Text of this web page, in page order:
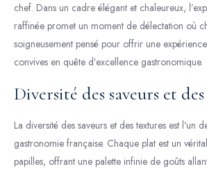
chef. Dans un cadre élégant et chaleureux,
raffinée promet un moment de délectation où
soigneusement pensé pour offrir une
convives en quête d’excellence gastronomique.
Diversité des saveurs et
La diversité des saveurs et des textures est l’un
gastronomie française. Chaque plat est un
papilles, offrant une palette infinie de goûts